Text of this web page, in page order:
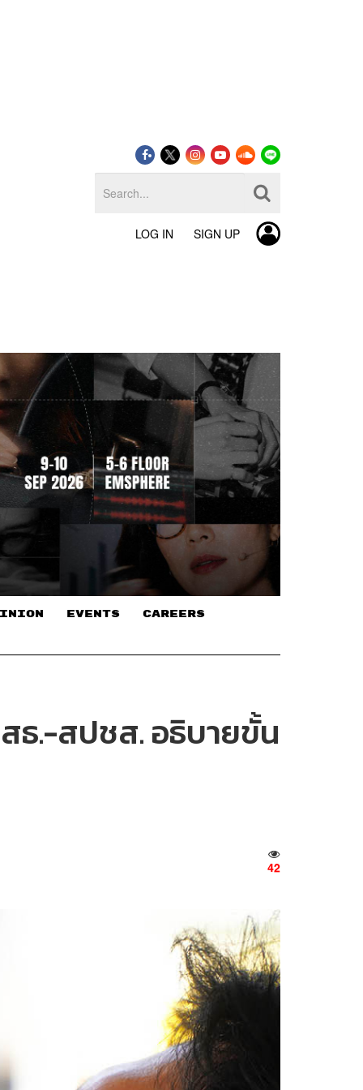
LOG IN SIGN UP
EVENTS CAREERS
ธ.-สปชส. อธิบายขั้น
42